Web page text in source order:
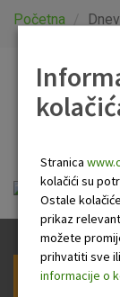
Mala poduzeća i
Globalna tržišta
O nama
Početna
Prijava na
Stranica
kolačići su
Ostale
prikaz
možete
prihvatiti sve
informacije o